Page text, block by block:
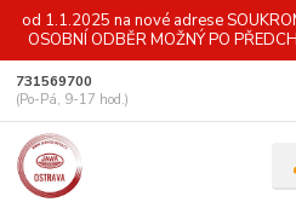
od 1.1.2025 na nové adrese
OSOBNÍ ODBĚR MOŽNÝ PO
731569700
(Po-Pá, 9-17 hod.)